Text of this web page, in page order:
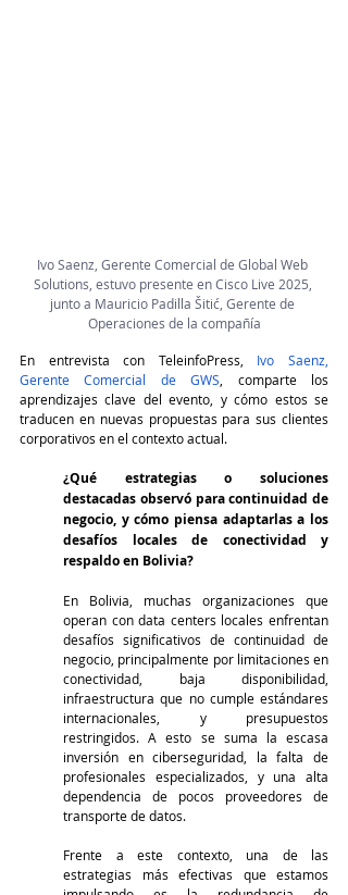
Ivo Saenz, Gerente Comercial de Global Web
Solutions, estuvo presente en Cisco Live 2025,
junto a Mauricio Padilla Šitić, Gerente de
Operaciones de la compañía
En entrevista con TeleinfoPress
Ivo Saenz,
Gerente Comercial de GWS , comparte los
aprendizajes clave del evento, y cómo estos se
traducen en nuevas propuestas para sus clientes
corporativos en el contexto actual.
¿Qué estrategias o soluciones
destacadas observó para continuidad de
negocio, y cómo piensa adaptarlas a los
desafíos locales de conectividad y
respaldo en Bolivia?
En Bolivia, muchas organizaciones que
operan con data centers locales enfrentan
desafíos significativos de continuidad de
negocio, principalmente por limitaciones en
conectividad, baja disponibilidad,
infraestructura que no cumple estándares
internacionales, y presupuestos
restringidos. A esto se suma la escasa
inversión en ciberseguridad, la falta de
profesionales especializados, y una alta
dependencia de pocos proveedores de
transporte de datos.
Frente a este contexto, una de las
estrategias más efectivas que estamos